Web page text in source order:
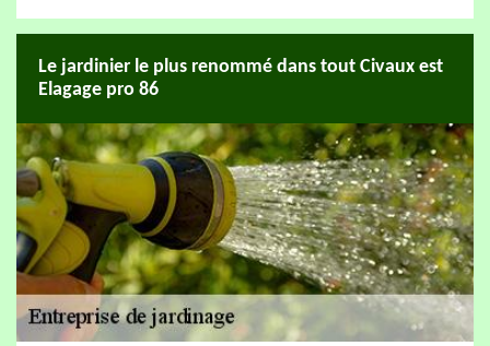
Le jardinier le plus renommé dans tout Civaux est
Elagage pro 86